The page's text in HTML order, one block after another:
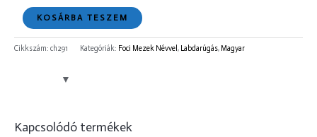
KOSÁRBA TESZEM
Cikkszám: ch291 Kategóriák: Foci Mezek Névvel, Labdarúgás, Magyar
Kapcsolódó termékek